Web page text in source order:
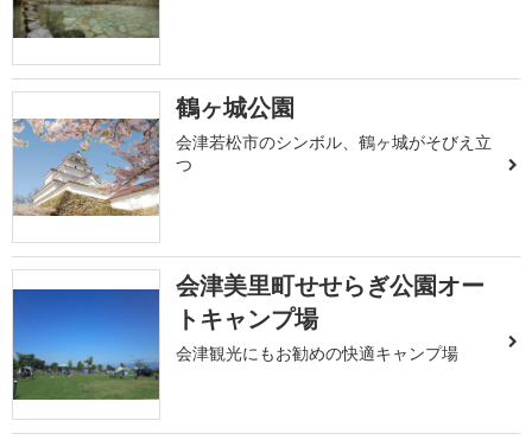
鶴ヶ城公園
会津若松市のシンボル、鶴ヶ城がそびえ立
つ
会津美里町せせらぎ公園オー
トキャンプ場
会津観光にもお勧めの快適キャンプ場